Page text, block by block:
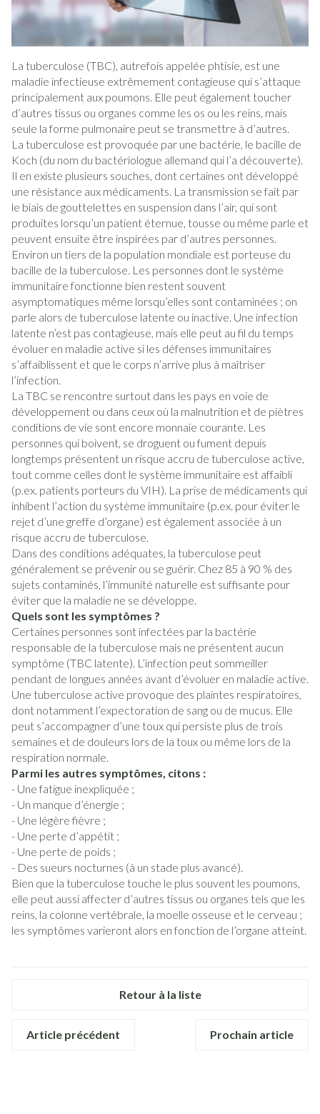
La tuberculose (TBC), autrefois appelée phtisie, est une
maladie infectieuse extrêmement contagieuse qui s’attaque
principalement aux poumons. Elle peut également toucher
d’autres tissus ou organes comme les os ou les reins, mais
seule la forme pulmonaire peut se transmettre à d’autres.
La tuberculose est provoquée par une bactérie, le bacille de
Koch (du nom du bactériologue allemand qui l’a découverte).
Il en existe plusieurs souches, dont certaines ont développé
une résistance aux médicaments. La transmission se fait par
le biais de gouttelettes en suspension dans l’air, qui sont
produites lorsqu’un patient éternue, tousse ou même parle et
peuvent ensuite être inspirées par d’autres personnes.
Environ un tiers de la population mondiale est porteuse du
bacille de la tuberculose. Les personnes dont le système
immunitaire fonctionne bien restent souvent
asymptomatiques même lorsqu’elles sont contaminées ; on
parle alors de tuberculose latente ou inactive. Une infection
latente n’est pas contagieuse, mais elle peut au fil du temps
évoluer en maladie active si les défenses immunitaires
s’affaiblissent et que le corps n’arrive plus à maîtriser
l’infection.
La TBC se rencontre surtout dans les pays en voie de
développement ou dans ceux où la malnutrition et de piètres
conditions de vie sont encore monnaie courante. Les
personnes qui boivent, se droguent ou fument depuis
longtemps présentent un risque accru de tuberculose active,
tout comme celles dont le système immunitaire est affaibli
(p.ex. patients porteurs du VIH). La prise de médicaments qui
inhibent l’action du système immunitaire (p.ex. pour éviter le
rejet d’une greffe d’organe) est également associée à un
risque accru de tuberculose.
Dans des conditions adéquates, la tuberculose peut
généralement se prévenir ou se guérir. Chez 85 à 90 % des
sujets contaminés, l’immunité naturelle est suffisante pour
éviter que la maladie ne se développe.
Quels sont les symptômes ?
Certaines personnes sont infectées par la bactérie
responsable de la tuberculose mais ne présentent aucun
symptôme (TBC latente). L’infection peut sommeiller
pendant de longues années avant d’évoluer en maladie active.
Une tuberculose active provoque des plaintes respiratoires,
dont notamment l’expectoration de sang ou de mucus. Elle
peut s’accompagner d’une toux qui persiste plus de trois
semaines et de douleurs lors de la toux ou même lors de la
respiration normale.
Parmi les autres symptômes, citons :
- Une fatigue inexpliquée ;
- Un manque d’énergie ;
- Une légère fièvre ;
- Une perte d’appétit ;
- Une perte de poids ;
- Des sueurs nocturnes (à un stade plus avancé).
Bien que la tuberculose touche le plus souvent les poumons,
elle peut aussi affecter d’autres tissus ou organes tels que les
reins, la colonne vertébrale, la moelle osseuse et le cerveau ;
les symptômes varieront alors en fonction de l’organe atteint.
Retour à la liste
Article précédent Prochain article